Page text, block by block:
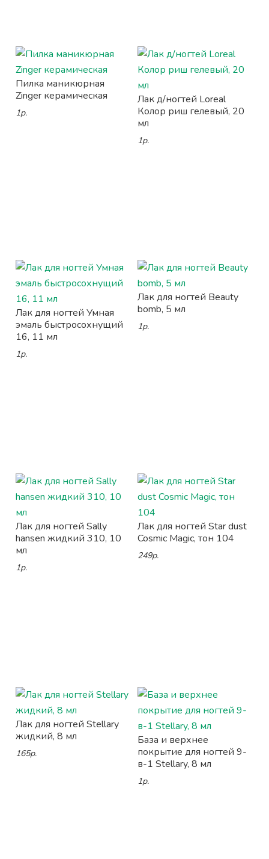
Пилка маникюрная
Zinger керамическая
1р.
Лак д/ногтей Loreal
Колор риш гелевый, 20
мл
1р.
Лак для ногтей Умная
эмаль быстросохнущий
16, 11 мл
1р.
Лак для ногтей Beauty
bomb, 5 мл
1р.
Лак для ногтей Sally
hansen жидкий 310, 10
мл
1р.
Лак для ногтей Star dust
Cosmic Magic, тон 104
249р.
Лак для ногтей Stellary
жидкий, 8 мл
165р.
База и верхнее
покрытие для ногтей 9-
в-1 Stellary, 8 мл
1р.